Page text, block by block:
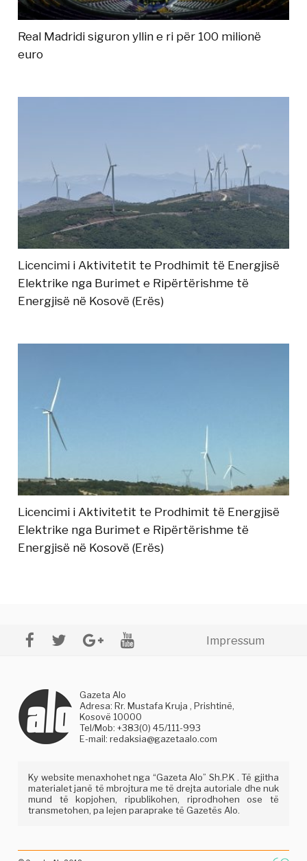
Real Madridi siguron yllin e ri për 100 milionë
euro
Licencimi i Aktivitetit te Prodhimit të Energjisë
Elektrike nga Burimet e Ripërtërishme të
Energjisë në Kosovë (Erës)
Licencimi i Aktivitetit te Prodhimit të Energjisë
Elektrike nga Burimet e Ripërtërishme të
Energjisë në Kosovë (Erës)
Impressum
Gazeta Alo
Adresa: Rr. Mustafa Kruja , Prishtinë,
Kosovë 10000
Tel/Mob: +383(0) 45/111-993
E-mail:redaksia@gazetaalo.com
Ky website menaxhohet nga “Gazeta Alo” Sh.P.K . Të gjitha
materialet janë të mbrojtura me të drejta autoriale dhe nuk
mund të kopjohen, ripublikohen, riprodhohen ose të
transmetohen, pa lejen paraprake të Gazetës Alo.